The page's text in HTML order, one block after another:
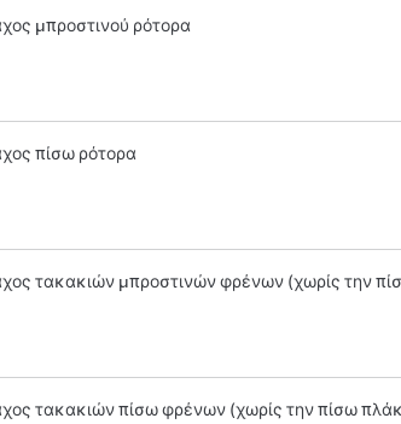
μπροστινού ρότορα
πίσω ρότορα
τακακιών μπροστινών φρένων (χωρίς την
τακακιών πίσω φρένων (χωρίς την πίσω